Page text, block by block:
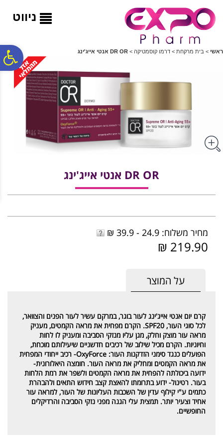
ניווט
ראשי > בית מרקחת > דרמו קוסמטיקה > DR OR אנטי אייג'ינג
DR OR אנטי אייג'ינג
מחיר משלוח: 24.9 - 39.9 ₪
219.90 ₪
על המוצר
קרם יום אנטי אייג'ינג לעור בוגר, במרקם עשיר לעור הפנים והצוואר,
לכל סוגי העור, SPF20.
הקרם מפחית את מראה הקמטים, מעניק
מראה עור מוצק וחלק, מגן עליו מנזקי הסביבה ומעניק לו לחות
וחיוניות. הקרם מכיל שילוב של רכיבים חדשניים שיעילותם מוכחת,
הפועלים כנגד סימני הזדקנות העור: OxyForce- רכיב ייחודי המפחית
את מראה הקמטים ומחליק את מראה העור. חומצה היאלורונית-
ידועה ביכולתה להפחית את מראה הקמטים ולשפר את רמת הלחות
בעור. רטינול- ידוע בתרומתו להאצת קצב חידוש התאים ולהבהרת
כתמים ע"י קילוף עדין של השכבות העליונות של העור, למראה עור
אחיד וצעיר יותר. תמצית עלי הגנה מפני נזקי הסביבה והרדיקלים
החופשיים.